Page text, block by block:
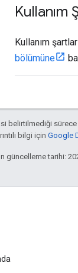
Kullanım
Kullanım
bölümüne
belirtilmediği sürece
bilgi için Google
güncelleme tarihi: